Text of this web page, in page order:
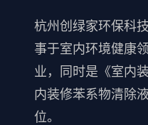
杭州创绿家环保科
事于室内环境健康
业，同时是《室内
内装修苯系物清除
位。